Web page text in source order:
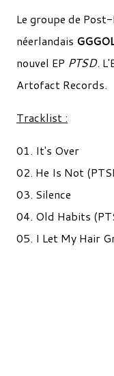
Le groupe de
néerlandais
nouvel EP PTSD.
Artofact Records.
Tracklist :
01. It's Over
02. He Is Not
03. Silence
04. Old Habits
05. I Let My Hair